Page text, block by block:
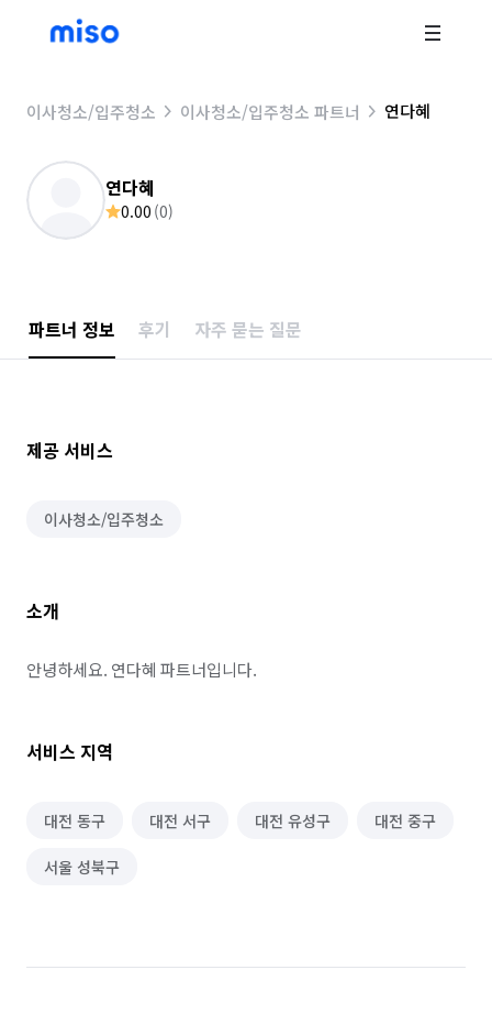
이사청소/입주청소 이사청소/입주청소 파트너 연다혜
연다혜
0.00 (0)
파트너 정보 후기 자주 묻는 질문
제공 서비스
이사청소/입주청소
소개
안녕하세요. 연다혜 파트너입니다.
서비스 지역
대전 동구 대전 서구 대전 유성구 대전 중구
서울 성북구